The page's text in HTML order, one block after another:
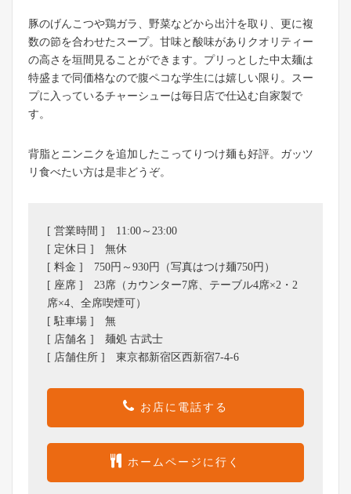
豚のげんこつや鶏ガラ、野菜などから出汁を取り、更に複
数の節を合わせたスープ。甘味と酸味がありクオリティー
の高さを垣間見ることができます。プリっとした中太麺は
特盛まで同価格なので腹ペコな学生には嬉しい限り。スー
プに入っているチャーシューは毎日店で仕込む自家製で
す。
背脂とニンニクを追加したこってりつけ麺も好評。ガッツ
リ食べたい方は是非どうぞ。
[ 営業時間 ] 11:00～23:00
[ 定休日 ] 無休
[ 料金 ] 750円～930円（写真はつけ麺750円）
[ 座席 ] 23席（カウンター7席、テーブル4席×2・2
席×4、全席喫煙可）
[ 駐車場 ] 無
[ 店舗名 ] 麺処 古武士
[ 店舗住所 ] 東京都新宿区西新宿7-4-6
お店に電話する
ホームページに行く